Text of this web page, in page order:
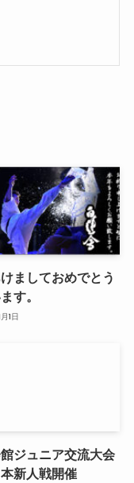
ましておめでとう
す。
1日
ジュニア交流大会
新人戦開催